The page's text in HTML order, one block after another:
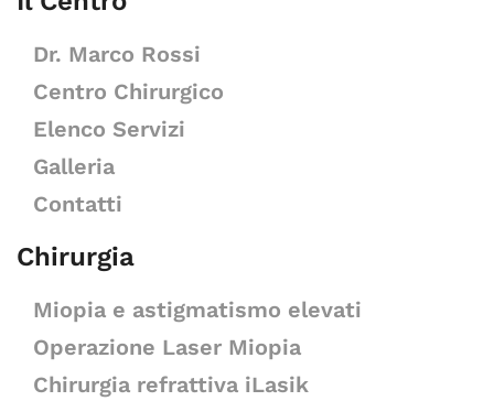
Dr. Marco Rossi
Centro Chirurgico
Elenco Servizi
Galleria
Contatti
Chirurgia
Miopia e astigmatismo elevati
Operazione Laser Miopia
Chirurgia refrattiva iLasik